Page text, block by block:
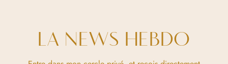
LA NEWS HEBDO